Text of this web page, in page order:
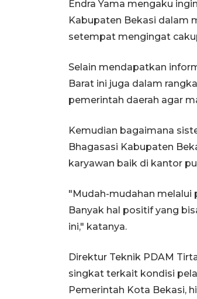
Endra Yama mengaku
Kabupaten Bekasi dalam
setempat mengingat
Selain mendapatkan
Barat ini juga dalam
pemerintah daerah agar
Kemudian bagaimana
Bhagasasi Kabupaten
karyawan baik di kantor
"Mudah-mudahan melalui
Banyak hal positif yang
ini," katanya.
Direktur Teknik PDAM
singkat terkait kondisi
Pemerintah Kota Bekasi,